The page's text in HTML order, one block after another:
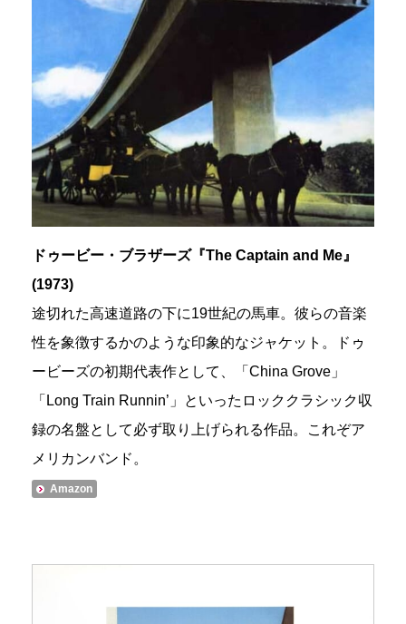
ドゥービー・ブラザーズ『The Captain and Me』
(1973)
途切れた高速道路の下に19世紀の馬車。彼らの音楽
性を象徴するかのような印象的なジャケット。ドゥ
ービーズの初期代表作として、「China Grove」
「Long Train Runnin’」といったロッククラシック収
録の名盤として必ず取り上げられる作品。これぞア
メリカンバンド。
Amazon